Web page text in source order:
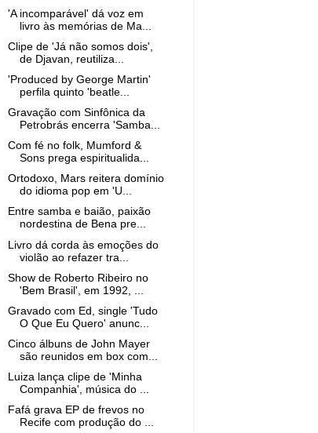
'A incomparável' dá voz em
livro às memórias de Ma...
Clipe de 'Já não somos dois',
de Djavan, reutiliza...
'Produced by George Martin'
perfila quinto 'beatle...
Gravação com Sinfônica da
Petrobrás encerra 'Samba...
Com fé no folk, Mumford &
Sons prega espiritualida...
Ortodoxo, Mars reitera domínio
do idioma pop em 'U...
Entre samba e baião, paixão
nordestina de Bena pre...
Livro dá corda às emoções do
violão ao refazer tra...
Show de Roberto Ribeiro no
'Bem Brasil', em 1992, ...
Gravado com Ed, single 'Tudo
O Que Eu Quero' anunc...
Cinco álbuns de John Mayer
são reunidos em box com...
Luiza lança clipe de 'Minha
Companhia', música do ...
Fafá grava EP de frevos no
Recife com produção do ...